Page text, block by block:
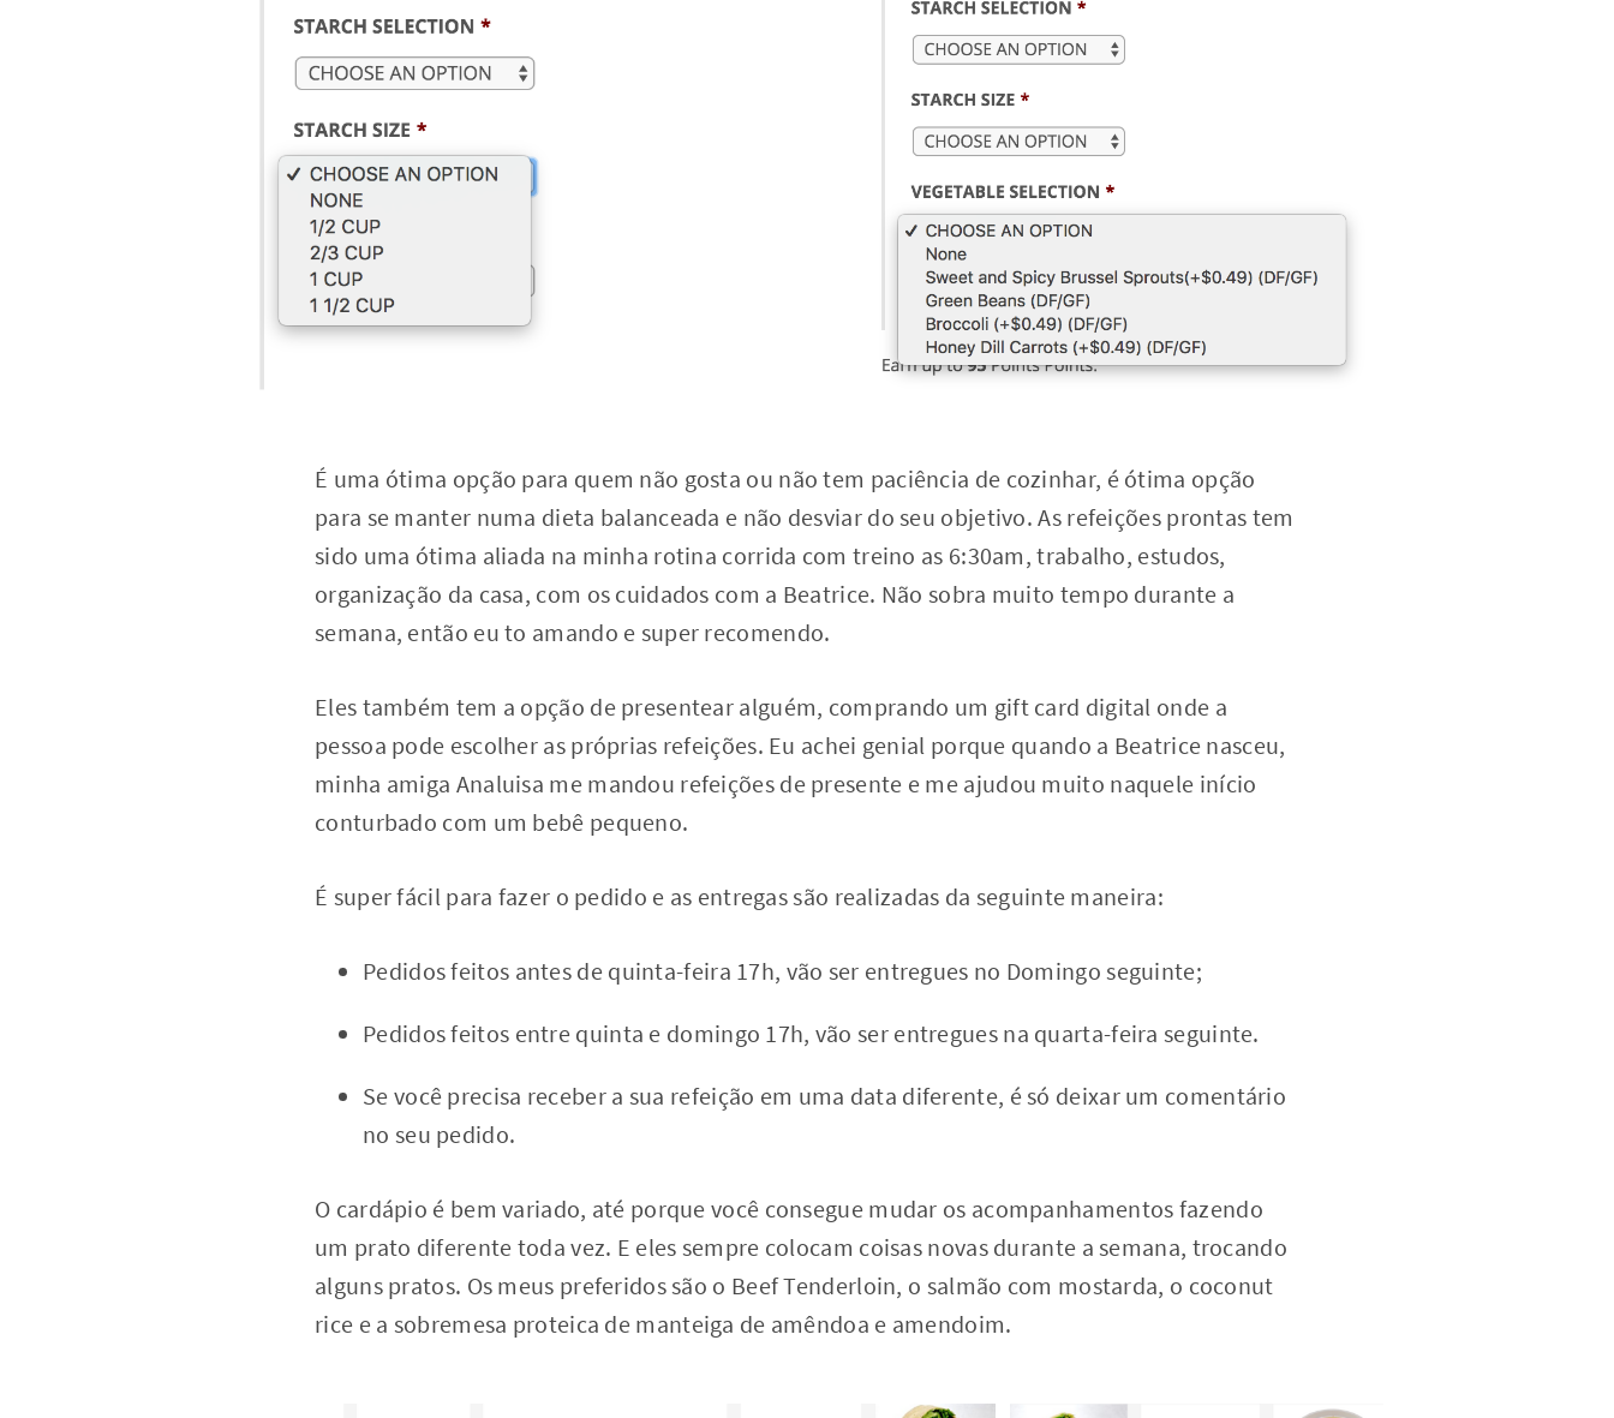
É uma ótima opção para quem não gosta ou não tem paciência de cozinhar, é ótima opção
para se manter numa dieta balanceada e não desviar do seu objetivo. As refeições prontas tem
sido uma ótima aliada na minha rotina corrida com treino as 6:30am, trabalho, estudos,
organização da casa, com os cuidados com a Beatrice. Não sobra muito tempo durante a
semana, então eu to amando e super recomendo.
Eles também tem a opção de presentear alguém, comprando um gift card digital onde a
pessoa pode escolher as próprias refeições. Eu achei genial porque quando a Beatrice nasceu,
minha amiga Analuisa me mandou refeições de presente e me ajudou muito naquele início
conturbado com um bebê pequeno.
É super fácil para fazer o pedido e as entregas são realizadas da seguinte maneira:
Pedidos feitos antes de quinta-feira 17h, vão ser entregues no Domingo seguinte;
Pedidos feitos entre quinta e domingo 17h, vão ser entregues na quarta-feira seguinte.
Se você precisa receber a sua refeição em uma data diferente, é só deixar um comentário
no seu pedido.
O cardápio é bem variado, até porque você consegue mudar os acompanhamentos fazendo
um prato diferente toda vez. E eles sempre colocam coisas novas durante a semana, trocando
alguns pratos. Os meus preferidos são o Beef Tenderloin, o salmão com mostarda, o coconut
rice e a sobremesa proteica de manteiga de amêndoa e amendoim.